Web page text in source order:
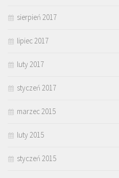
sierpień 2017
lipiec 2017
luty 2017
styczeń 2017
marzec 2015
luty 2015
styczeń 2015